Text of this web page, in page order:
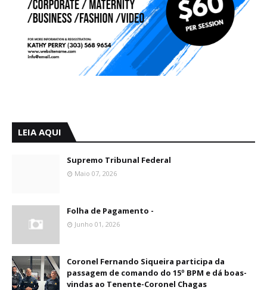
LEIA AQUI
Supremo Tribunal Federal
Maio 07, 2026
Folha de Pagamento -
Junho 01, 2026
Coronel Fernando Siqueira participa da
passagem de comando do 15º BPM e dá boas-
vindas ao Tenente-Coronel Chagas